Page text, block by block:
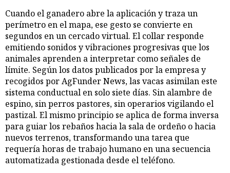
Cuando el ganadero abre la aplicación y traza un
perímetro en el mapa, ese gesto se convierte en
segundos en un cercado virtual. El collar responde
emitiendo sonidos y vibraciones progresivas que los
animales aprenden a interpretar como señales de
límite. Según los datos publicados por la empresa y
recogidos por AgFunder News, las vacas asimilan este
sistema conductual en solo siete días. Sin alambre de
espino, sin perros pastores, sin operarios vigilando el
pastizal. El mismo principio se aplica de forma inversa
para guiar los rebaños hacia la sala de ordeño o hacia
nuevos terrenos, transformando una tarea que
requería horas de trabajo humano en una secuencia
automatizada gestionada desde el teléfono.